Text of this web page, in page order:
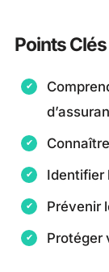
Points
Identifier
Prévenir
Protéger